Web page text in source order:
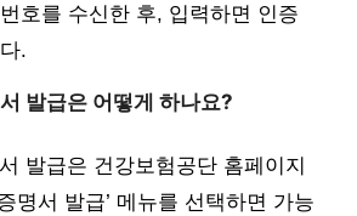
호를 수신한 후, 입력하면 인증
.
발급은 어떻게 하나요?
발급은 건강보험공단 홈페이지
명서 발급’ 메뉴를 선택하면 가능